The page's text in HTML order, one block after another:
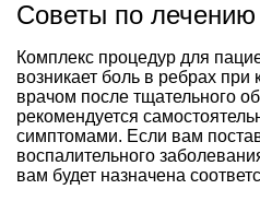
Советы по лечению
Комплекс процедур для
возникает боль в ребрах при
врачом после тщательного
рекомендуется
симптомами. Если вам
воспалительного
вам будет назначена